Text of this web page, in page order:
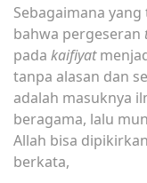
Sebagaimana
bahwa pergeseran
pada kaifiyat
tanpa alasan dan
adalah masuknya
beragama, lalu
Allah bisa
berkata,